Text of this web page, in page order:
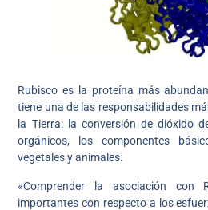
Rubisco es la proteína más
tiene una de las responsabilidades
la Tierra: la conversión de dióxido
orgánicos, los componentes
vegetales y animales.
«Comprender la asociación con
importantes con respecto a los